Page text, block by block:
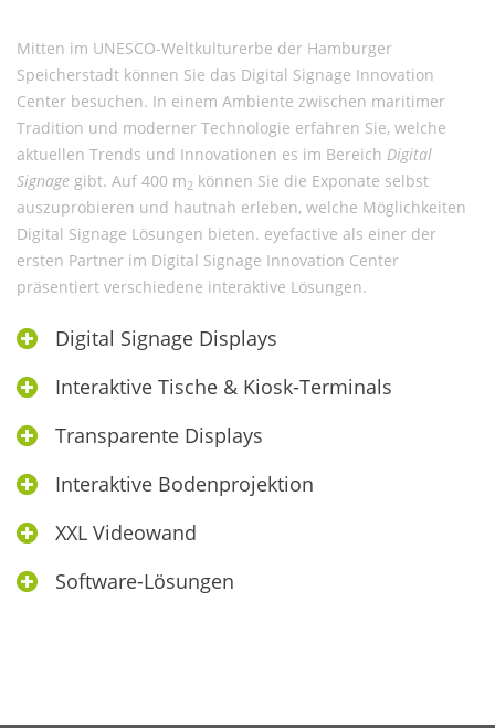
Mitten im UNESCO-Weltkulturerbe der Hamburger
Speicherstadt können Sie das Digital Signage Innovation
Center besuchen. In einem Ambiente zwischen maritimer
Tradition und moderner Technologie erfahren Sie, welche
aktuellen Trends und Innovationen es im Bereich Digital
Signage gibt. Auf 400 m2 können Sie die Exponate selbst
auszuprobieren und hautnah erleben, welche Möglichkeiten
Digital Signage Lösungen bieten. eyefactive als einer der
ersten Partner im Digital Signage Innovation Center
präsentiert verschiedene interaktive Lösungen.
Digital Signage Displays
Interaktive Tische & Kiosk-Terminals
Transparente Displays
Interaktive Bodenprojektion
XXL Videowand
Software-Lösungen